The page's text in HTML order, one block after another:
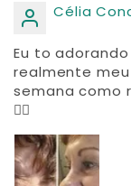
Célia
Eu to
realmente
semana como
❤️‍🔥